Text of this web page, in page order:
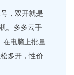
，双开就是
。多多云手
在电脑上批量
多开，性价